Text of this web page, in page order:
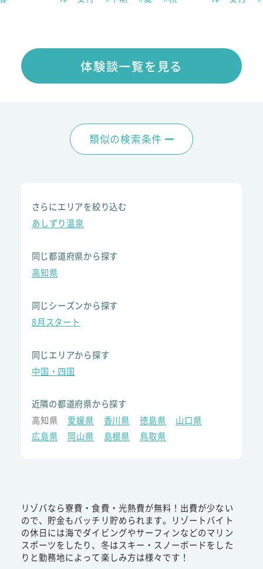
体験談一覧を見る
類似の検索条件
さらにエリアを絞り込む
あしずり温泉
同じ都道府県から探す
高知県
同じシーズンから探す
8月スタート
同じエリアから探す
中国・四国
近隣の都道府県から探す
高知県
愛媛県 香川県 徳島県
山口県
広島県
岡山県 島根県 鳥取県
リゾバなら寮費・食費・光熱費が無料！出費が少ない
ので、貯金もバッチリ貯められます。リゾートバイト
の休日には海でダイビングやサーフィンなどのマリン
スポーツをしたり、冬はスキー・スノーボードをした
りと勤務地によって楽しみ方は様々です！